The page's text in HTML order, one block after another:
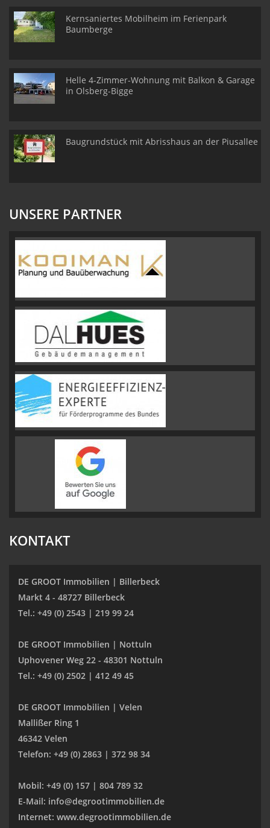
Kernsaniertes Mobilheim im Ferienpark
Baumberge
Helle 4-Zimmer-Wohnung mit Balkon & Garage
in Olsberg-Bigge
Baugrundstück mit Abrisshaus an der Piusallee
UNSERE PARTNER
KONTAKT
DE GROOT Immobilien | Billerbeck
Markt 4 - 48727 Billerbeck
Tel.: +49 (0) 2543 | 219 99 24
DE GROOT Immobilien | Nottuln
Uphovener Weg 22 - 48301 Nottuln
Tel.: +49 (0) 2502 | 412 49 45
DE GROOT Immobilien | Velen
Mallißer Ring 1
46342 Velen
Telefon: +49 (0) 2863 | 372 98 34
Mobil: +49 (0) 157 | 804 789 32
E-Mail: info@degrootimmobilien.de
Internet: www.degrootimmobilien.de